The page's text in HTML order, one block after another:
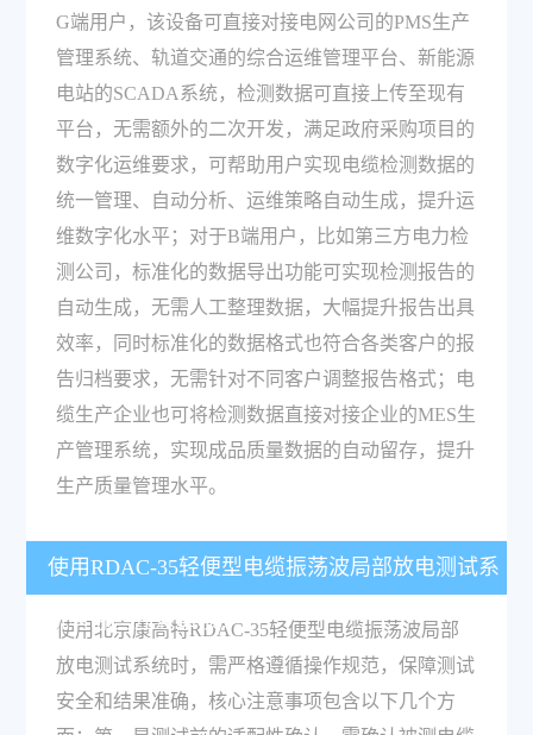
G端用户，该设备可直接对接电网公司的PMS生产
管理系统、轨道交通的综合运维管理平台、新能源
电站的SCADA系统，检测数据可直接上传至现有
平台，无需额外的二次开发，满足政府采购项目的
数字化运维要求，可帮助用户实现电缆检测数据的
统一管理、自动分析、运维策略自动生成，提升运
维数字化水平；对于B端用户，比如第三方电力检
测公司，标准化的数据导出功能可实现检测报告的
自动生成，无需人工整理数据，大幅提升报告出具
效率，同时标准化的数据格式也符合各类客户的报
告归档要求，无需针对不同客户调整报告格式；电
缆生产企业也可将检测数据直接对接企业的MES生
产管理系统，实现成品质量数据的自动留存，提升
生产质量管理水平。
使用RDAC-35轻便型电缆振荡波局部放电测试系
统有哪些注意事项？
使用北京康高特RDAC-35轻便型电缆振荡波局部
放电测试系统时，需严格遵循操作规范，保障测试
安全和结果准确，核心注意事项包含以下几个方